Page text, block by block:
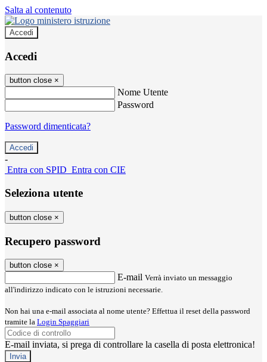
Salta al contenuto
Accedi
Accedi
button close ×
Nome Utente
Password
Password dimenticata?
-
Entra con SPID Entra con CIE
Seleziona utente
button close ×
Recupero password
button close ×
E-mail Verrà inviato un messaggio
all'indirizzo indicato con le istruzioni necessarie.
Non hai una e-mail associata al nome utente? Effettua il reset della password
tramite la Login Spaggiari
E-mail inviata, si prega di controllare la casella di posta elettronica!